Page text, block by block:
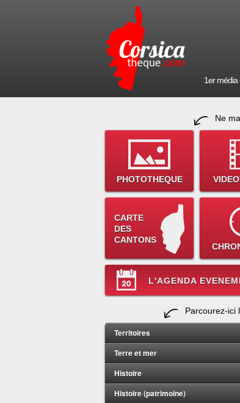
1er média
Ne
PHOTOTHEQUE
CARTE
DES
CANTONS
L'AGENDA
Parcourez-ici
Territoires
Terre et mer
Histoire
Histoire (patrimoine)